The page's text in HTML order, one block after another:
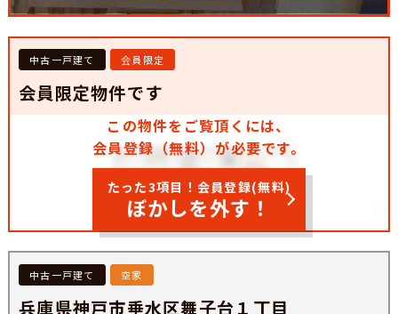
中古一戸建て 会員限定
会員限定物件です
この物件をご覧頂くには、
会員登録（無料）が必要です。
たった3項目！会員登録(無料)
ぼかしを外す！
中古一戸建て 空家
兵庫県神戸市垂水区舞子台１丁目